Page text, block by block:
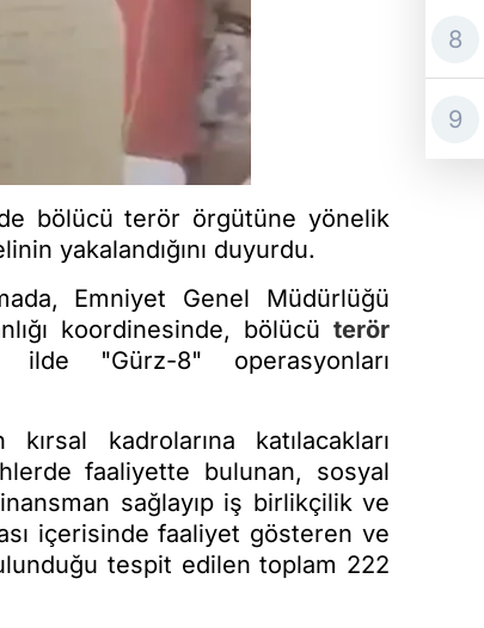
bölücü terör örgütüne yönelik
yakalandığını duyurdu.
Emniyet Genel Müdürlüğü
koordinesinde, bölücü terör
ilde "Gürz-8" operasyonları
kadrolarına katılacakları
faaliyette bulunan, sosyal
sağlayıp iş birlikçilik ve
içerisinde faaliyet gösteren ve
tespit edilen toplam 222